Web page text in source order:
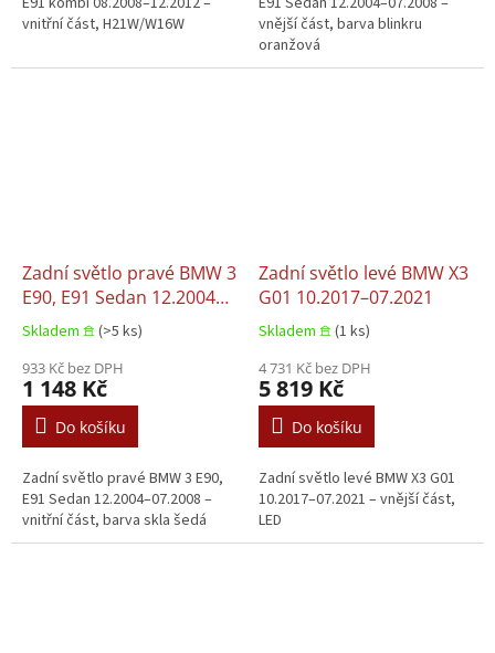
vnitřní část, H21W/W16W
vnější část, barva blinkru
oranžová
Zadní světlo pravé BMW 3
E90, E91 Sedan 12.2004–
07.2008
Skladem 𖠿 (>5 ks)
933 Kč bez DPH
1 148 Kč
Do košíku
Zadní světlo pravé BMW 3 E90,
E91 Sedan 12.2004–07.2008 –
vnitřní část, barva skla šedá
Zadní světlo levé BMW X3
G01 10.2017–07.2021
Skladem 𖠿 (1 ks)
4 731 Kč bez DPH
5 819 Kč
Do košíku
Zadní světlo levé BMW X3 G01
10.2017–07.2021 – vnější část,
LED